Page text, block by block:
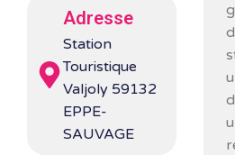
Adresse
Station
Touristique
Valjoly 59132
EPPE-
SAUVAGE